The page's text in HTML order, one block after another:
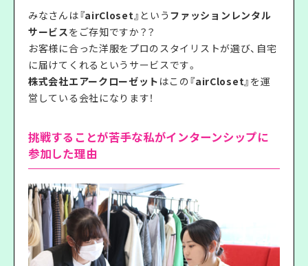
みなさんは『airCloset』 という ファッションレンタル
サービスをご存知ですか？？
お客様に合った洋服をプロのスタイリストが選び、自宅
に届けてくれるというサービスです。
株式会社エアークローゼット はこの『airCloset』 を運
営している会社になります！
挑戦することが苦手な私がインターンシップに
参加した理由